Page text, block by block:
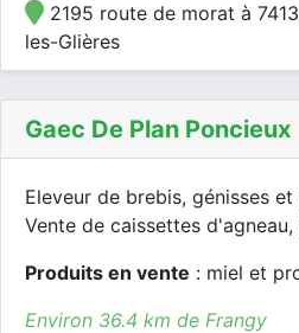
2195 route de morat à
les-Glières
Gaec De Plan Poncieux
Eleveur de brebis, génisses
Vente de caissettes
Produits en vente : miel et
Environ 36.4 km de Frangy